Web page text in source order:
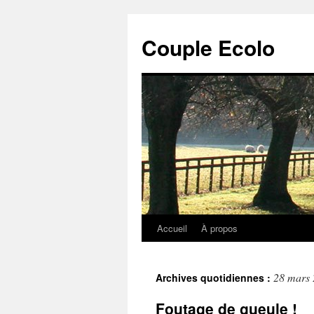
Couple Ecolo
Accueil À propos
Archives quotidiennes : 28 mars
Foutage de gueule !